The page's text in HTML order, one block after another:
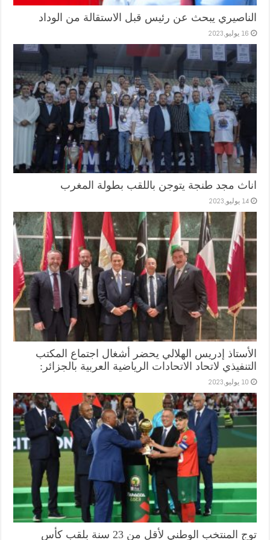
الناصيري يبحث عن رئيس قبل الاستقالة من الوداد
16 يوليو,2023
اناث مجد طنجة يتوجن باللقب بطولة المغرب
14 يوليو,2023
الأستاذ إدريس الهلالي يحضر أشغال اجتماع المكتب
التنفيذي لاتحاد الاتحادات الرياضية العربية بالجزائر:
10 يوليو,2023
توج المنتخب الوطني لأقل من 23 سنة بلقب كأس